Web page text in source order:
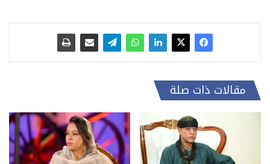
مقالات ذات صلة